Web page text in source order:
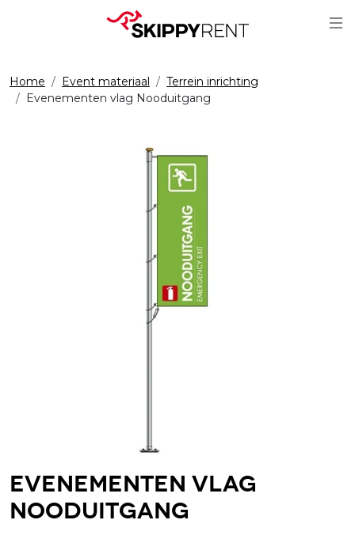
Home Event materiaal
Terrein inrichting
Evenementen vlag Nooduitgang
Evenementen vlag
Nooduitgang